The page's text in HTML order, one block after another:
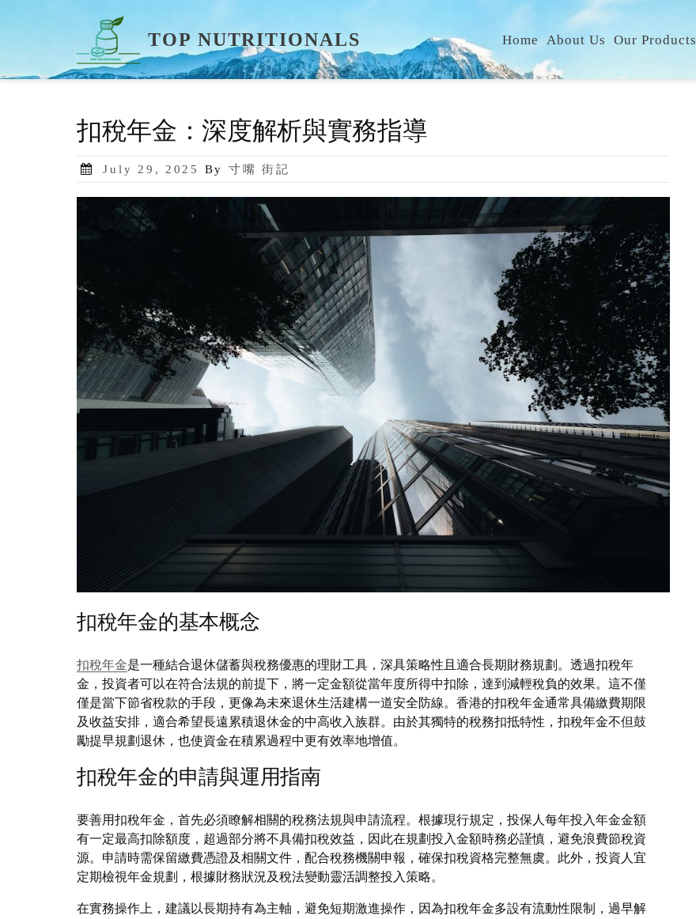
TOP NUTRITIONALS Home About Us Our Products
扣稅年金：深度解析與實務指導
Posted
July 29, 2025 By 寸嘴 街記
扣稅年金的基本概念
扣稅年金是一種結合退休儲蓄與稅務優惠的理財工具，深具策略性且適合長期財務規劃。透過扣稅年
金，投資者可以在符合法規的前提下，將一定金額從當年度所得中扣除，達到減輕稅負的效果。這不僅
僅是當下節省稅款的手段，更像為未來退休生活建構一道安全防線。香港的扣稅年金通常具備繳費期限
及收益安排，適合希望長遠累積退休金的中高收入族群。由於其獨特的稅務扣抵特性，扣稅年金不但鼓
勵提早規劃退休，也使資金在積累過程中更有效率地增值。
扣稅年金的申請與運用指南
要善用扣稅年金，首先必須瞭解相關的稅務法規與申請流程。根據現行規定，投保人每年投入年金金額
有一定最高扣除額度，超過部分將不具備扣稅效益，因此在規劃投入金額時務必謹慎，避免浪費節稅資
源。申請時需保留繳費憑證及相關文件，配合稅務機關申報，確保扣稅資格完整無虞。此外，投資人宜
定期檢視年金規劃，根據財務狀況及稅法變動靈活調整投入策略。
在實務操作上，建議以長期持有為主軸，避免短期激進操作，因為扣稅年金多設有流動性限制，過早解